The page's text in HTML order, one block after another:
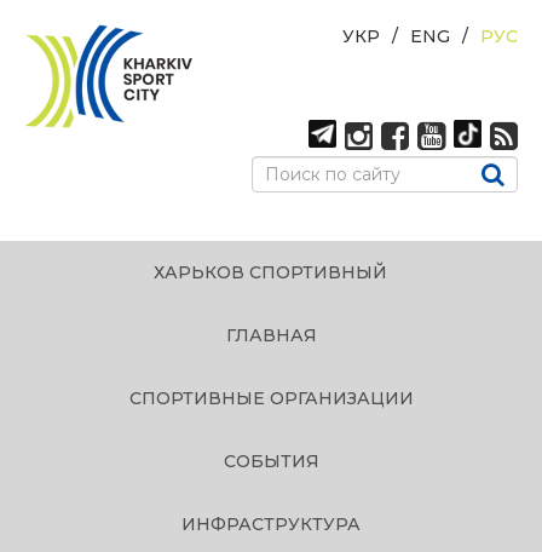
РУС
ENG
УКР
ХАРЬКОВ СПОРТИВНЫЙ
ГЛАВНАЯ
СПОРТИВНЫЕ ОРГАНИЗАЦИИ
СОБЫТИЯ
ИНФРАСТРУКТУРА